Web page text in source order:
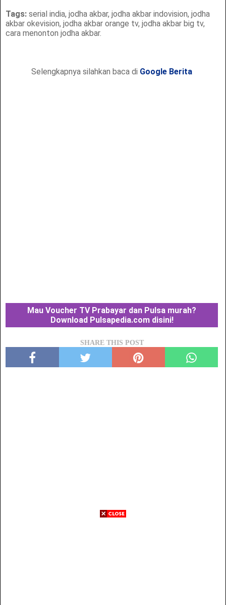
Tags: serial india, jodha akbar, jodha akbar indovision, jodha
akbar okevision, jodha akbar orange tv, jodha akbar big tv,
cara menonton jodha akbar.
Selengkapnya silahkan baca di Google Berita
Mau Voucher TV Prabayar dan Pulsa murah?
Download Pulsapedia.com disini!
SHARE THIS POST